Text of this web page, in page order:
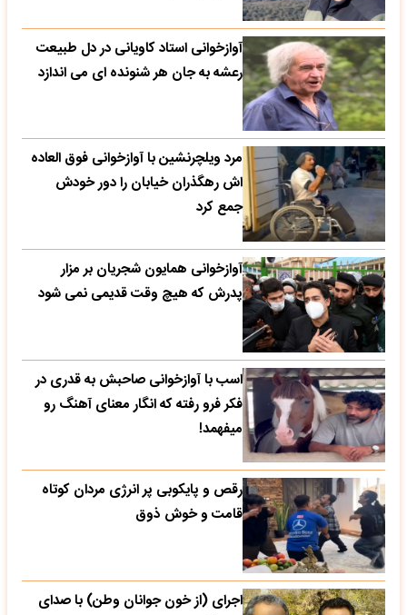
آوازخوانی استاد کاویانی در دل طبیعت
رعشه به جان هر شنونده ای می اندازد
مرد ویلچرنشین با آوازخوانی فوق العاده
اش رهگذران خیابان را دور خودش
جمع کرد
آوازخوانی همایون شجریان بر مزار
پدرش که هیچ وقت قدیمی نمی شود
اسب با آوازخوانی صاحبش به قدری در
فکر فرو رفته که انگار معنای آهنگ رو
میفهمد!
رقص و پایکوبی پر انرژی مردان کوتاه
قامت و خوش ذوق
اجرای (از خون جوانان وطن) با صدای